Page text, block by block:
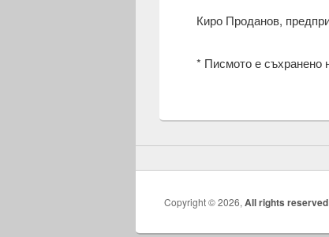
Киро Проданов,
* Писмото е съхранено
Copyright © 2026, All rights reserved